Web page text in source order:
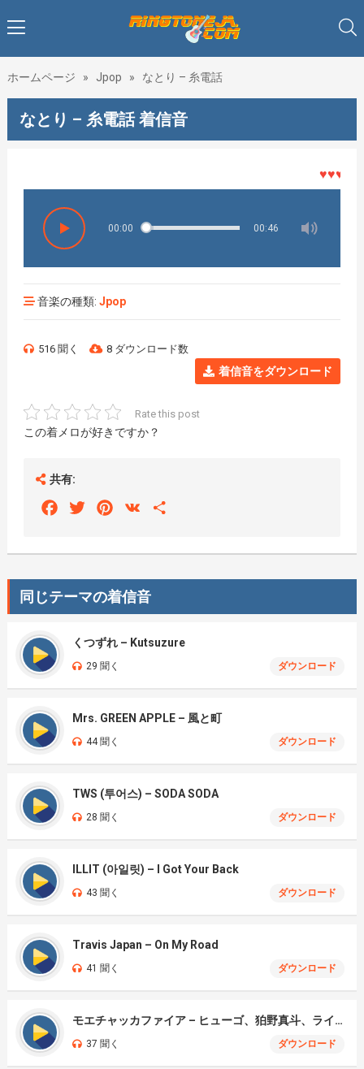
ホームページ » Jpop » なとり – 糸電話
なとり – 糸電話 着信音
♥♥♥着メ
00:00 00:46
音楽の種類: Jpop
516 聞く 8 ダウンロード数
着信音をダウンロード
Rate this post
この着メロが好きですか？
共有:
FacebookTwitterPinterest
VK
同じテーマの着信音
くつずれ – Kutsuzure
29 聞く ダウンロード
Mrs. GREEN APPLE – 風と町
44 聞く ダウンロード
TWS (투어스) – SODA SODA
28 聞く ダウンロード
ILLIT (아일릿) – I Got Your Back
43 聞く ダウンロード
Travis Japan – On My Road
41 聞く ダウンロード
モエチャッカファイア – ヒューゴ、狛野真斗、ライト、セヴェリアン (Cover )
37 聞く ダウンロード